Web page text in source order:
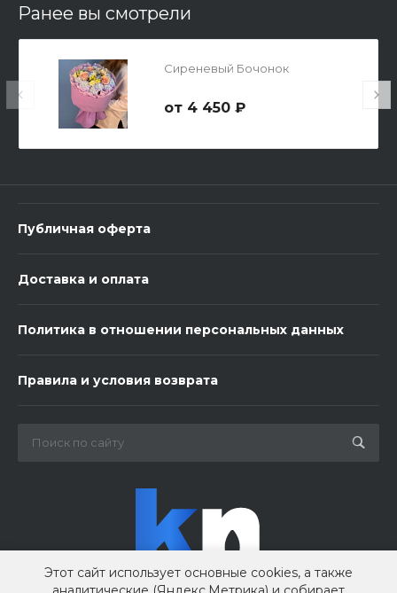
Мишка Мини №1
В корзину
В корзину
Ранее вы смотрели
Сиреневый Бочонок
4 450 ₽
Публичная оферта
Доставка и оплата
Политика в отношении персональных данных
Правила и условия возврата
Этот сайт использует основные cookies, а также